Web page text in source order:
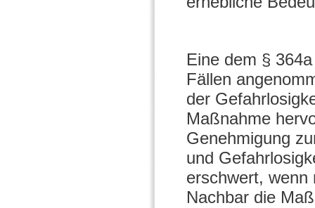
Eine dem §
Fällen
der
Maßnahme
Genehmigung
und
erschwert, wenn
Nachbar die